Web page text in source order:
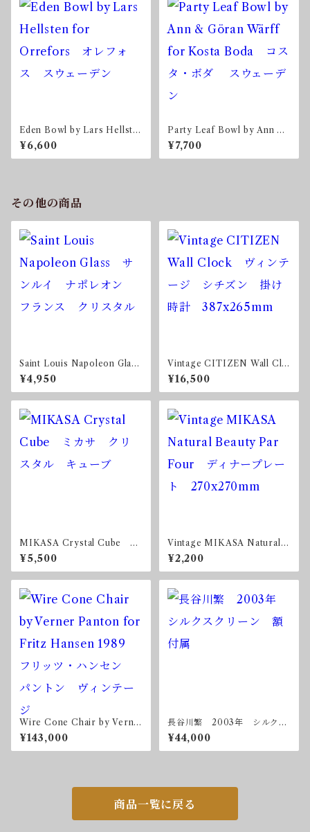
Eden Bowl by Lars Hellste
n for Orrefors オレフォ
ス スウェーデン
¥6,600
Party Leaf Bowl by Ann &
Göran Wärff for Kosta Bo
da コスタ・ボダ スウェー
デン
¥7,700
その他の商品
Saint Louis Napoleon Glass
サンルイ ナポレオン フ
ランス クリスタル
¥4,950
Vintage CITIZEN Wall Clo
ck ヴィンテージ シチズ
ン 掛け時計 387x265mm
¥16,500
MIKASA Crystal Cube ミ
カサ クリスタル キュー
ブ
¥5,500
Vintage MIKASA Natural B
eauty Par Four ディナープ
レート 270x270mm
¥2,200
Wire Cone Chair by Verne
r Panton for Fritz Hansen
1989 フリッツ・ハンセン
パントン ヴィンテージ
¥143,000
長谷川繁 2003年 シルクス
クリーン 額付属
¥44,000
商品一覧に戻る